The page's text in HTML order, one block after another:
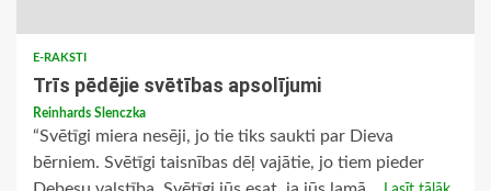
E-RAKSTI
Trīs pēdējie svētības apsolījumi
Reinhards Slenczka
“Svētīgi miera nesēji, jo tie tiks saukti par Dieva
bērniem. Svētīgi taisnības dēļ vajātie, jo tiem pieder